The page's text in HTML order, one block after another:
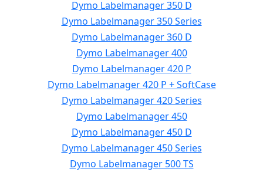
Dymo Labelmanager 350 D
Dymo Labelmanager 350 Series
Dymo Labelmanager 360 D
Dymo Labelmanager 400
Dymo Labelmanager 420 P
Dymo Labelmanager 420 P + SoftCase
Dymo Labelmanager 420 Series
Dymo Labelmanager 450
Dymo Labelmanager 450 D
Dymo Labelmanager 450 Series
Dymo Labelmanager 500 TS